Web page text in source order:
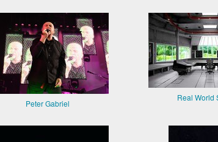
Peter Gabriel
Real World